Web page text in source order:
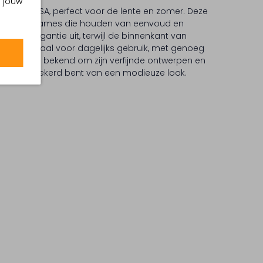
van UNISA, perfect voor de lente en zomer. Deze
voor dames die houden van eenvoud en
elegantie uit, terwijl de binnenkant van
Ideaal voor dagelijks gebruik, met genoeg
staat bekend om zijn verfijnde ontwerpen en
verzekerd bent van een modieuze look.